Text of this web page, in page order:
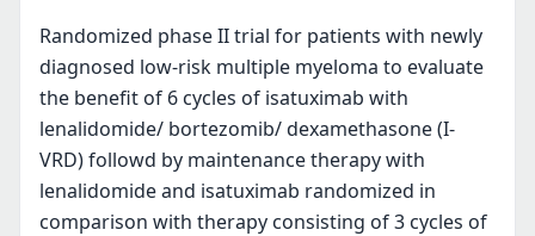
Randomized phase II trial for patients with newly
diagnosed low-risk multiple myeloma to evaluate
the benefit of 6 cycles of isatuximab with
lenalidomide/ bortezomib/ dexamethasone (I-
VRD) followd by maintenance therapy with
lenalidomide and isatuximab randomized in
comparison with therapy consisting of 3 cycles of